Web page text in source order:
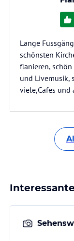
Lange
schönsten
flanieren,
und Livemusik,
viele,Cafes und